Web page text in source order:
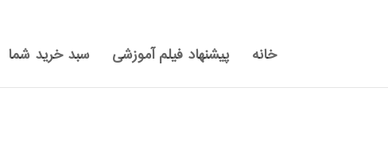
خانه پیشنهاد فیلم آموزشی سبد خرید شما